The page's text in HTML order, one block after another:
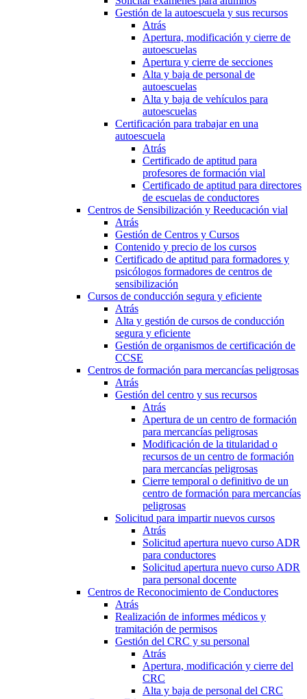
Gestión de la autoescuela y sus recursos
Atrás
Apertura, modificación y cierre de
autoescuelas
Apertura y cierre de secciones
Alta y baja de personal de
autoescuelas
Alta y baja de vehículos para
autoescuelas
Certificación para trabajar en una
autoescuela
Atrás
Certificado de aptitud para
profesores de formación vial
Certificado de aptitud para directores
de escuelas de conductores
Centros de Sensibilización y Reeducación vial
Atrás
Gestión de Centros y Cursos
Contenido y precio de los cursos
Certificado de aptitud para formadores y
psicólogos formadores de centros de
sensibilización
Cursos de conducción segura y eficiente
Atrás
Alta y gestión de cursos de conducción
segura y eficiente
Gestión de organismos de certificación de
CCSE
Centros de formación para mercancías peligrosas
Atrás
Gestión del centro y sus recursos
Atrás
Apertura de un centro de formación
para mercancías peligrosas
Modificación de la titularidad o
recursos de un centro de formación
para mercancías peligrosas
Cierre temporal o definitivo de un
centro de formación para mercancías
peligrosas
Solicitud para impartir nuevos cursos
Atrás
Solicitud apertura nuevo curso ADR
para conductores
Solicitud apertura nuevo curso ADR
para personal docente
Centros de Reconocimiento de Conductores
Atrás
Realización de informes médicos y
tramitación de permisos
Gestión del CRC y su personal
Atrás
Apertura, modificación y cierre del
CRC
Alta y baja de personal del CRC